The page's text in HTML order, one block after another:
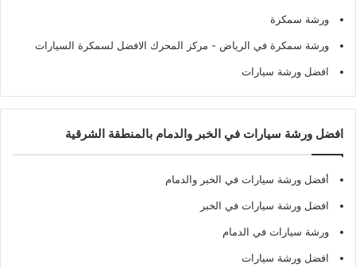
ورشة سمكرة
ورشة سمكرة في الرياض - مركز المحرك الافضل لسمكرة السيارات
افضل ورشة سيارات
افضل ورشة سيارات في الخبر والدمام بالمنطقة الشرقية
أفضل ورشة سيارات في الخبر والدمام
افضل ورشة سيارات في الخبر
ورشة سيارات في الدمام
افضل ورشة سيارات